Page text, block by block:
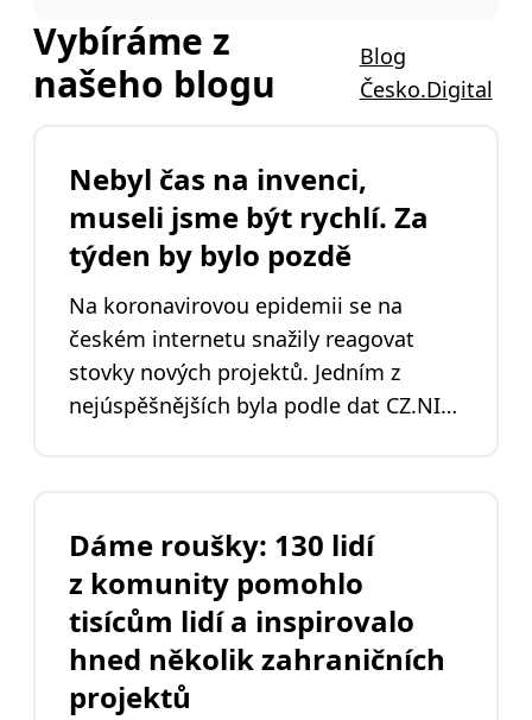
Vybíráme z
našeho blogu
Blog
Česko.Digital
Nebyl čas na invenci,
museli jsme být rychlí. Za
týden by bylo pozdě
Na koronavirovou epidemii se na
českém internetu snažily reagovat
stovky nových projektů. Jedním z
nejúspěšnějších byla podle dat CZ.NIC
potřebovali. Přinášíme vám rozhovor s
Martinem Hassmanem, Annamáriou
Sedlákovou a Janem Tlapákem,
dobrovolníky a autory projektu, který
má na kontě stovky tisíc předaných
roušek, miliony zobrazených stránek a
Dáme roušky: 130 lidí
z komunity pomohlo
tisícům lidí a inspirovalo
hned několik zahraničních
projektů